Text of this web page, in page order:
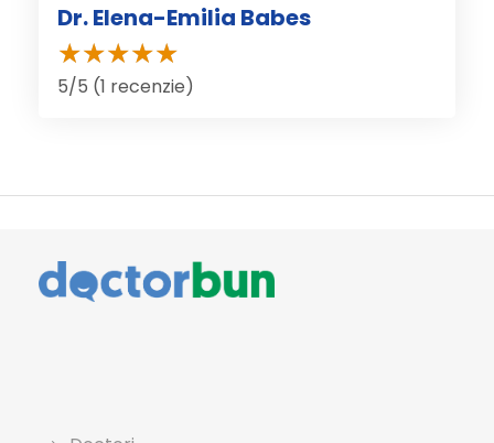
Dr. Elena-Emilia Babes
5/5 (1 recenzie)